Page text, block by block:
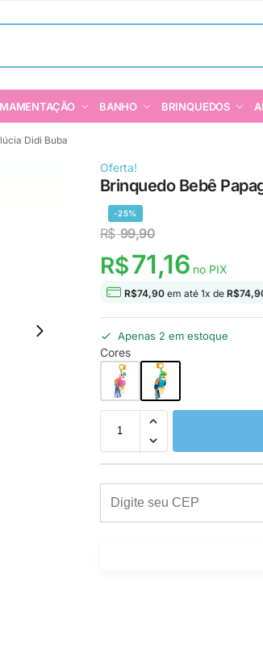
BANHO BRINQUEDOS
Didi Buba
Oferta!
Brinquedo Bebê
-25%
R$99,90
R$71,16no PIX
R$74,90em até 1x de R$
Apenas 2 em estoque
Cores